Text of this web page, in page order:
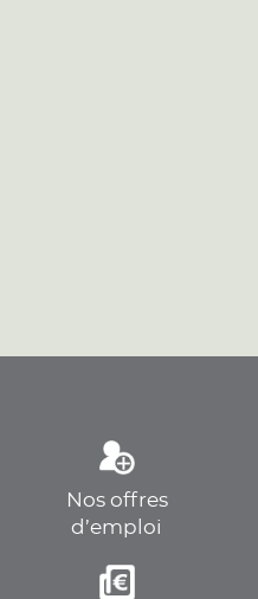
Nos offres
d’emploi